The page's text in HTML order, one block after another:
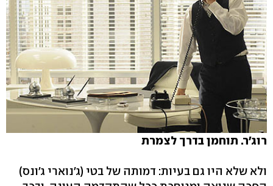
רוג'ר. תוחמן בדרך לצמרת
ולא שלא היו גם בעיות: דמותה של בטי (ג'נוארי ג'ונס)